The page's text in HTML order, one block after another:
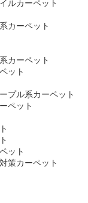
ルカーペット
カーペット
カーペット
ット
プル系カーペット
ペット
ット
策カーペット